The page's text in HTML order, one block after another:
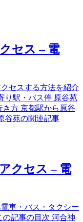
セス – 電
セスする方法を紹介
り駅・バス停 原谷苑
方 京都駅から原谷
谷苑の関連記事
クセス – 電
車・バス・タクシー
記事の目次 河合神